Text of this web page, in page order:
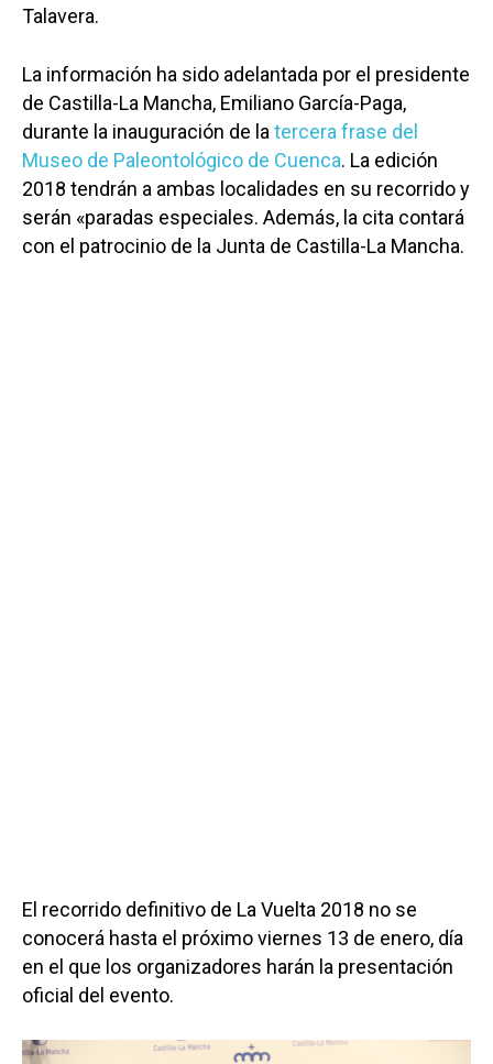
Talavera.
La información ha sido adelantada por el presidente
de Castilla-La Mancha, Emiliano García-Paga,
durante la inauguración de la tercera frase del
Museo de Paleontológico de Cuenca. La edición
2018 tendrán a ambas localidades en su recorrido y
serán «paradas especiales. Además, la cita contará
con el patrocinio de la Junta de Castilla-La Mancha.
El recorrido definitivo de La Vuelta 2018 no se
conocerá hasta el próximo viernes 13 de enero, día
en el que los organizadores harán la presentación
oficial del evento.